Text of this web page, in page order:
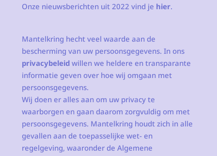
Onze nieuwsberichten uit 2022 vind je hier.
Mantelkring hecht veel waarde aan de
bescherming van uw persoonsgegevens. In ons
privacybeleidwillen we heldere en transparante
informatie geven over hoe wij omgaan met
persoonsgegevens.
Wij doen er alles aan om uw privacy te
waarborgen en gaan daarom zorgvuldig om met
persoonsgegevens. Mantelkring houdt zich in alle
gevallen aan de toepasselijke wet- en
regelgeving, waaronder de Algemene